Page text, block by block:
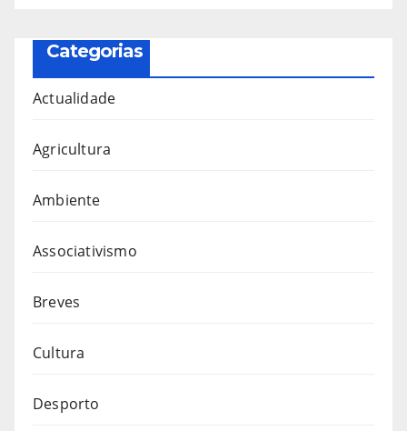
Categorias
Actualidade
Agricultura
Ambiente
Associativismo
Breves
Cultura
Desporto